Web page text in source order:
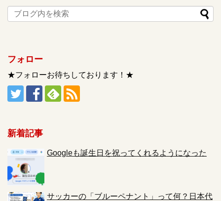
フォロー
★フォローお待ちしております！★
新着記事
Googleも誕生日を祝ってくれるようになった
サッカーの「ブルーペナント」って何？日本代